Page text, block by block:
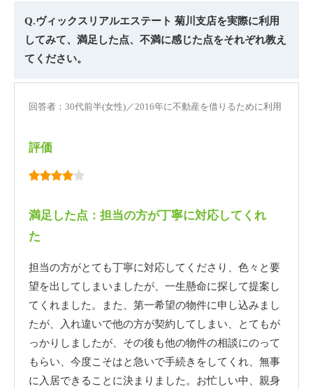
Q.ヴィックスリアルエステート 菊川支店を実際に利用
してみて、満足した点、不満に感じた点をそれぞれ教え
てください。
回答者：30代前半(女性)／2016年に不動産を借りるために利用
評価
満足した点：担当の方が丁寧に対応してくれ
た
担当の方がとても丁寧に対応してくださり、色々と要
望を出してしまいましたが、一生懸命に探して提案し
てくれました。また、第一希望の物件に申し込みまし
たが、入れ違いで他の方が契約してしまい、とてもが
っかりしましたが、その後も他の物件の相談にのって
もらい、今度こそはと急いで手続きをしてくれ、無事
に入居できることに決まりました。お忙しい中、親身